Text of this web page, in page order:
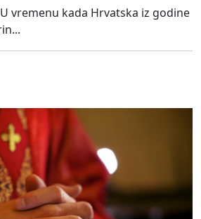
U vremenu kada Hrvatska iz godine